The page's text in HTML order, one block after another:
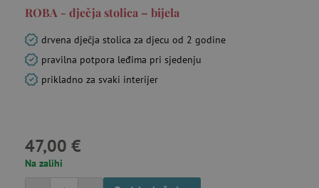
ROBA - dječja stolica – bijela
drvena dječja stolica za djecu od 2 godine
pravilna potpora leđima pri sjedenju
prikladno za svaki interijer
47,00 €
Na zalihi